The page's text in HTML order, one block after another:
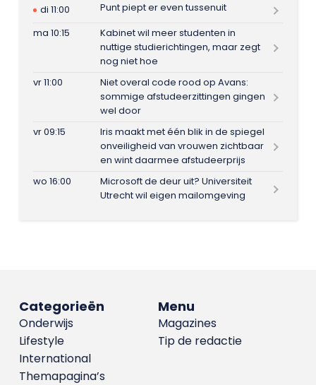
di 11:00
Punt piept er even tussenuit
ma 10:15
Kabinet wil meer studenten in
nuttige studierichtingen, maar zegt
nog niet hoe
vr 11:00
Niet overal code rood op Avans:
sommige afstudeerzittingen gingen
wel door
vr 09:15
Iris maakt met één blik in de spiegel
onveiligheid van vrouwen zichtbaar
en wint daarmee afstudeerprijs
wo 16:00
Microsoft de deur uit? Universiteit
Utrecht wil eigen mailomgeving
Menu
Magazines
Tip de redactie
Categorieën
Onderwijs
Lifestyle
International
Themapagina’s